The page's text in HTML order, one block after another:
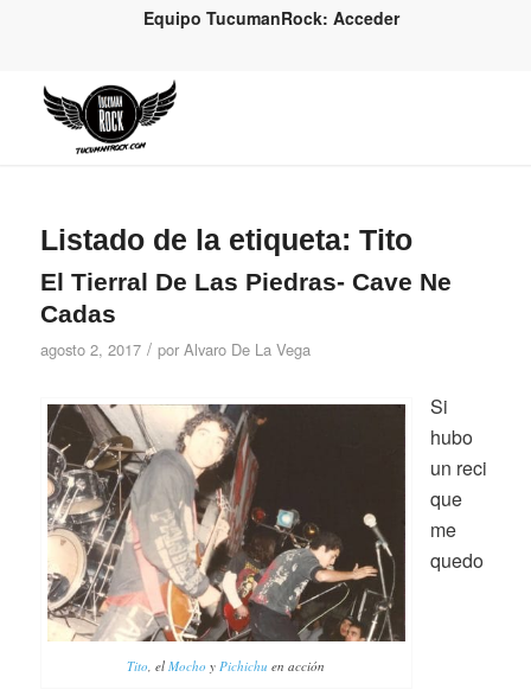
Equipo TucumanRock: Acceder
Listado de la etiqueta: Tito
El Tierral De Las Piedras- Cave Ne
Cadas
agosto 2, 2017 / por Alvaro De La Vega
Tito, elMocho yPichichu en acción
Si
hubo
un reci
que
me
quedo